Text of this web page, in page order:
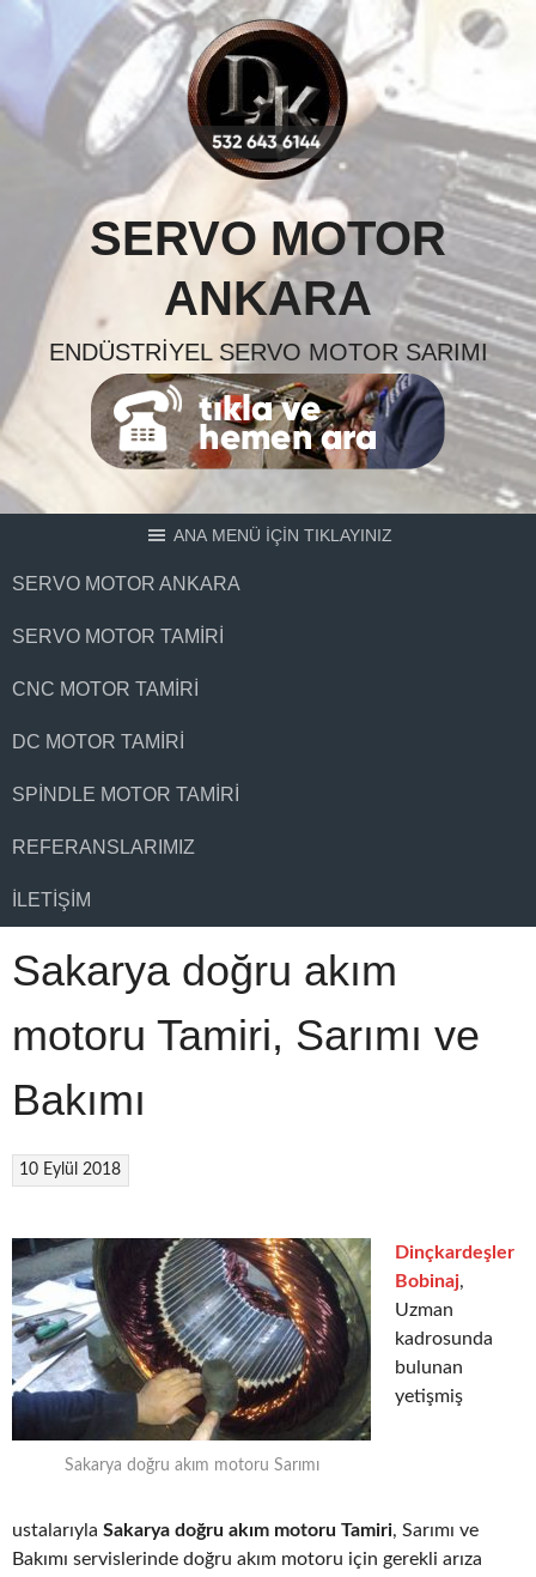
Skip
content
SERVO MOTOR
ANKARA
ENDÜSTRIYEL SERVO MOTOR SARIMI
ANA MENÜ İÇİN TIKLAYINIZ
SERVO MOTOR ANKARA
SERVO MOTOR TAMIRI
CNC MOTOR TAMIRI
DC MOTOR TAMIRI
SPINDLE MOTOR TAMIRI
REFERANSLARIMIZ
İLETIŞIM
Sakarya doğru akım
motoru Tamiri, Sarımı ve
Bakımı
10 Eylül 2018
Sakarya doğru akım motoru Sarımı
Dinçkardeşler
Bobinaj,
Uzman
kadrosunda
bulunan
yetişmiş
ustalarıyla Sakarya doğru akım motoru Tamiri, Sarımı ve
Bakımı servislerinde doğru akım motoru için gerekli arıza